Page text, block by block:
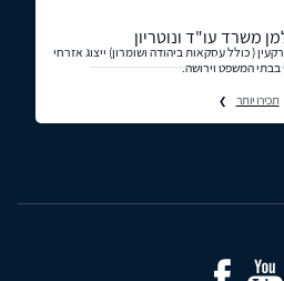
משרד עו"ד ונוטריון
( כולל עסקאות ביהודה ושומרון) ייצוג אזרחי
המשפט וירושה.
תכירו יותר